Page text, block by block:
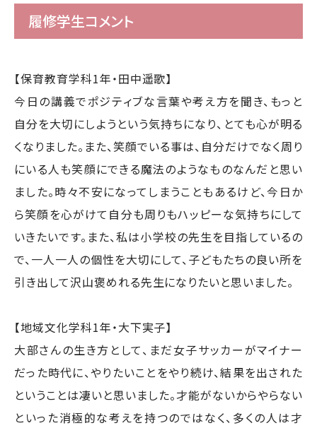
履修学生コメント
【保育教育学科1年・田中遥歌】
今日の講義でポジティブな言葉や考え方を聞き、もっと
自分を大切にしようという気持ちになり、とても心が明る
くなりました。また、笑顔でいる事は、自分だけでなく周り
にいる人も笑顔にできる魔法のようなものなんだと思い
ました。時々不安になってしまうこともあるけど、今日か
ら笑顔を心がけて自分も周りもハッピーな気持ちにして
いきたいです。また、私は小学校の先生を目指しているの
で、一人一人の個性を大切にして、子どもたちの良い所を
引き出して沢山褒めれる先生になりたいと思いました。
【地域文化学科1年・大下実子】
大部さんの生き方として、まだ女子サッカーがマイナー
だった時代に、やりたいことをやり続け、結果を出された
ということは凄いと思いました。才能がないからやらない
といった消極的な考えを持つのではなく、多くの人は才